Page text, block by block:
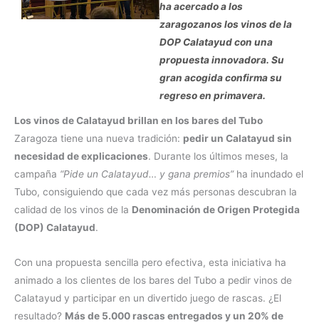
ha acercado a los
zaragozanos los vinos de la
DOP Calatayud con una
propuesta innovadora. Su
gran acogida confirma su
regreso en primavera.
Los vinos de Calatayud brillan en los bares del Tubo
Zaragoza tiene una nueva tradición: pedir un Calatayud sin
necesidad de explicaciones. Durante los últimos meses, la
campaña “Pide un Calatayud… y gana premios”ha inundado el
Tubo, consiguiendo que cada vez más personas descubran la
calidad de los vinos de la Denominación de Origen Protegida
(DOP) Calatayud.
Con una propuesta sencilla pero efectiva, esta iniciativa ha
animado a los clientes de los bares del Tubo a pedir vinos de
Calatayud y participar en un divertido juego de rascas. ¿El
resultado? Más de 5.000 rascas entregados y un 20% de